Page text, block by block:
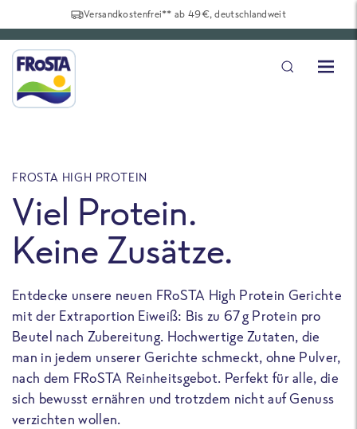
Versandkostenfrei** ab 49€, deutschlandweit
FROSTA HIGH PROTEIN
Viel Protein.
Keine Zusätze.
Entdecke unsere neuen FRoSTA High Protein Gerichte
mit der Extraportion Eiweiß: Bis zu 67 g Protein pro
Beutel nach Zubereitung. Hochwertige Zutaten, die
man in jedem unserer Gerichte schmeckt, ohne Pulver,
nach dem FRoSTA Reinheitsgebot. Perfekt für alle, die
sich bewusst ernähren und trotzdem nicht auf Genuss
verzichten wollen.